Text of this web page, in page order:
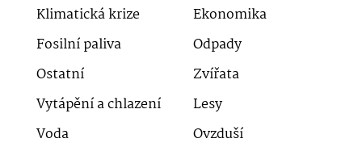
Klimatická krize
Ekonomika
Fosilní paliva
Odpady
Ostatní
Zvířata
Vytápění a chlazení
Lesy
Voda
Ovzduší